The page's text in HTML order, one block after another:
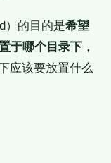
）的目的是希望
于哪个目录下 ，
应该要放置什么